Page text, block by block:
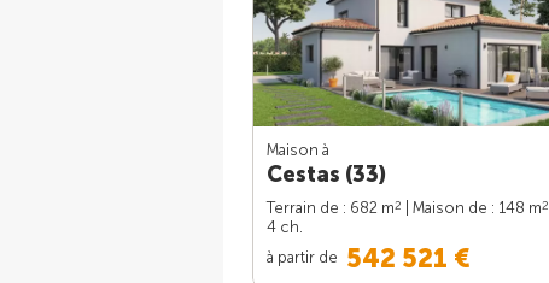
Maison à
Cestas (33)
Terrain de : 682 m2 | Maison de : 148 m2
4 ch.
à partir de 542 521 €